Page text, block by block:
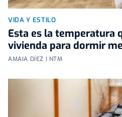
VIDA Y ESTILO
Esta es la temperatura
vivienda para dormir
AMAIA DÍEZ | NTM